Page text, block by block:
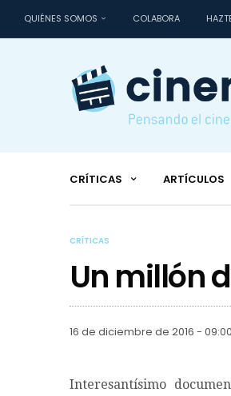
QUIÉNES SOMOS COLABORA
CRÍTICAS ARTÍCULOS
CRÍTICAS
Un millón
16 de diciembre de 2016 - 09:00
Interesantísimo